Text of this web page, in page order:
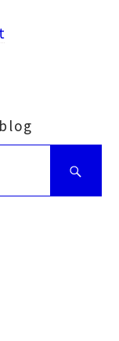
Bien
saisir